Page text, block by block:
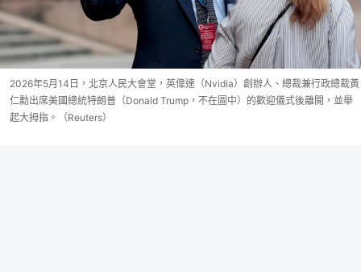
2026年5月14日，北京人民大會堂，英偉達（Nvidia）創辦人、總裁兼行政總裁黃
仁勳出席美國總統特朗普（Donald Trump，不在圖中）的歡迎儀式後離開，並舉
起大拇指。（Reuters）